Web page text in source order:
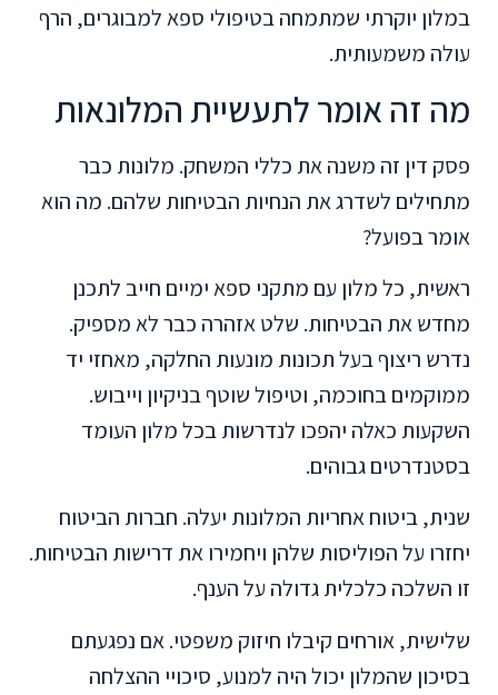
במלון יוקרתי שמתמחה בטיפולי ספא למבוגרים, הרף
עולה משמעותית.
מה זה אומר לתעשיית המלונאות
פסק דין זה משנה את כללי המשחק. מלונות כבר
מתחילים לשדרג את הנחיות הבטיחות שלהם. מה הוא
אומר בפועל?
ראשית, כל מלון עם מתקני ספא ימיים חייב לתכנן
מחדש את הבטיחות. שלט אזהרה כבר לא מספיק.
נדרש ריצוף בעל תכונות מונעות החלקה, מאחזי יד
ממוקמים בחוכמה, וטיפול שוטף בניקיון וייבוש.
השקעות כאלה יהפכו לנדרשות בכל מלון העומד
בסטנדרטים גבוהים.
שנית, ביטוח אחריות המלונות יעלה. חברות הביטוח
יחזרו על הפוליסות שלהן ויחמירו את דרישות הבטיחות.
זו השלכה כלכלית גדולה על הענף.
שלישית, אורחים קיבלו חיזוק משפטי. אם נפגעתם
בסיכון שהמלון יכול היה למנוע, סיכויי ההצלחה